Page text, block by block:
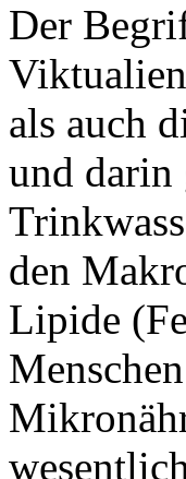
Der
als auch
und darin
den
Lipide